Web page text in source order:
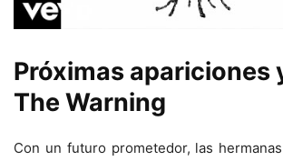
Próximas apariciones
The Warning
Con un futuro prometedor, las